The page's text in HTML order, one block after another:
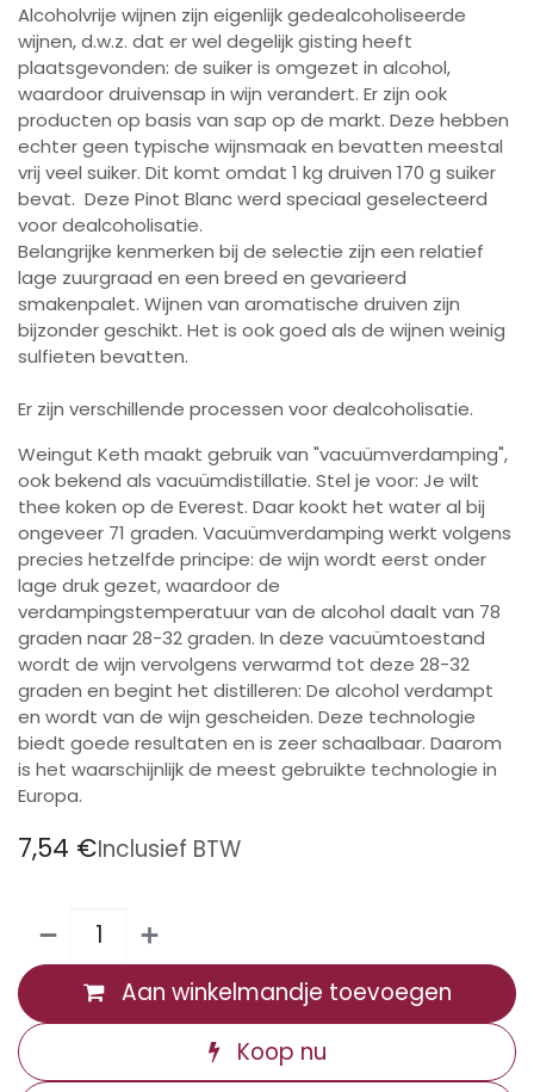
Alcoholvrije wijnen zijn eigenlijk gedealcoholiseerde
wijnen, d.w.z. dat er wel degelijk gisting heeft
plaatsgevonden: de suiker is omgezet in alcohol,
waardoor druivensap in wijn verandert. Er zijn ook
producten op basis van sap op de markt. Deze hebben
echter geen typische wijnsmaak en bevatten meestal
vrij veel suiker. Dit komt omdat 1 kg druiven 170 g suiker
bevat. Deze Pinot Blanc werd speciaal geselecteerd
voor dealcoholisatie.
Belangrijke kenmerken bij de selectie zijn een relatief
lage zuurgraad en een breed en gevarieerd
smakenpalet. Wijnen van aromatische druiven zijn
bijzonder geschikt. Het is ook goed als de wijnen weinig
sulfieten bevatten.
Er zijn verschillende processen voor dealcoholisatie.
Weingut Keth maakt gebruik van "vacuümverdamping",
ook bekend als vacuümdistillatie. Stel je voor: Je wilt
thee koken op de Everest. Daar kookt het water al bij
ongeveer 71 graden. Vacuümverdamping werkt volgens
precies hetzelfde principe: de wijn wordt eerst onder
lage druk gezet, waardoor de
verdampingstemperatuur van de alcohol daalt van 78
graden naar 28-32 graden. In deze vacuümtoestand
wordt de wijn vervolgens verwarmd tot deze 28-32
graden en begint het distilleren: De alcohol verdampt
en wordt van de wijn gescheiden. Deze technologie
biedt goede resultaten en is zeer schaalbaar. Daarom
is het waarschijnlijk de meest gebruikte technologie in
Europa.
7,54 €Inclusief BTW
Aan winkelmandje toevoegen
Koop nu